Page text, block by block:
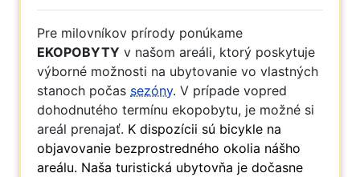
Pre milovníkov prírody ponúkame
EKOPOBYTY v našom areáli, ktorý poskytuje
výborné možnosti na ubytovanie vo vlastných
stanoch počas sezóny. V prípade vopred
dohodnutého termínu ekopobytu, je možné si
areál prenajať. K dispozícii sú bicykle na
objavovanie bezprostredného okolia nášho
areálu. Naša turistická ubytovňa je dočasne